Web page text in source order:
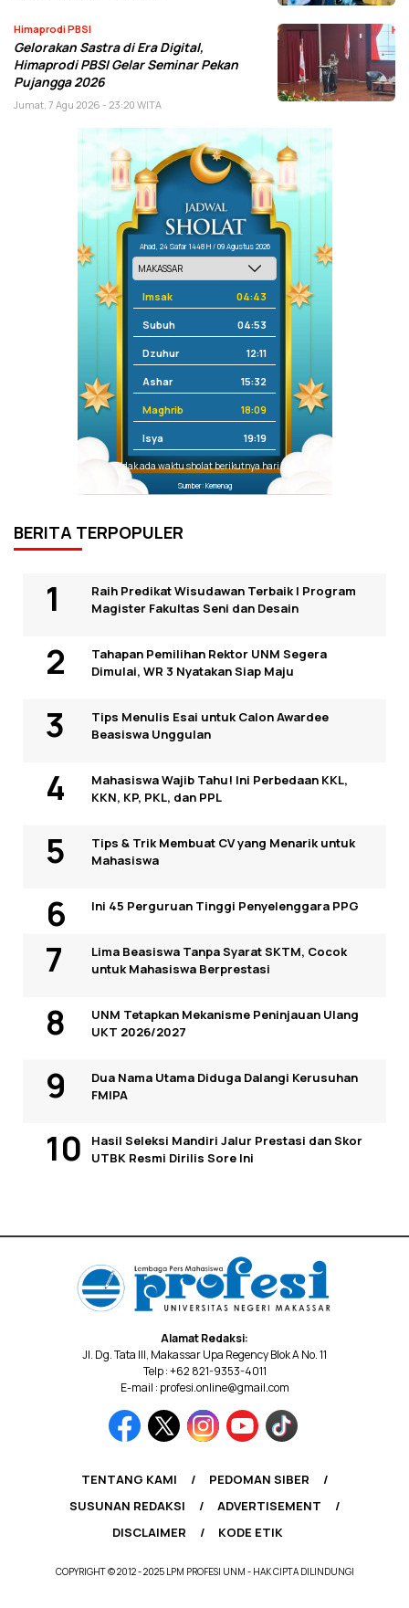
Himaprodi PBSI
Gelorakan Sastra di Era Digital,
Himaprodi PBSI Gelar Seminar Pekan
Pujangga 2026
Jumat, 7 Agu 2026 - 23:20 WITA
Ahad, 24 Safar 1448 H / 09 Agustus 2026
Imsak 04:43
Subuh 04:53
Dzuhur 12:11
Ashar 15:32
Maghrib 18:09
Isya 19:19
Tidak ada waktu sholat berikutnya hari ini.
Sumber: Kemenag
BERITA TERPOPULER
Raih Predikat Wisudawan Terbaik I Program
Magister Fakultas Seni dan Desain
Tahapan Pemilihan Rektor UNM Segera
Dimulai, WR 3 Nyatakan Siap Maju
Tips Menulis Esai untuk Calon Awardee
Beasiswa Unggulan
Mahasiswa Wajib Tahu! Ini Perbedaan KKL,
KKN, KP, PKL, dan PPL
Tips & Trik Membuat CV yang Menarik untuk
Mahasiswa
Ini 45 Perguruan Tinggi Penyelenggara PPG
Lima Beasiswa Tanpa Syarat SKTM, Cocok
untuk Mahasiswa Berprestasi
UNM Tetapkan Mekanisme Peninjauan Ulang
UKT 2026/2027
Dua Nama Utama Diduga Dalangi Kerusuhan
FMIPA
Hasil Seleksi Mandiri Jalur Prestasi dan Skor
UTBK Resmi Dirilis Sore Ini
Alamat Redaksi:
Jl. Dg. Tata III, Makassar Upa Regency Blok A No. 11
Telp : +62 821-9353-4011
E-mail : profesi.online@gmail.com
TENTANG KAMI
PEDOMAN SIBER
SUSUNAN REDAKSI
ADVERTISEMENT
DISCLAIMER
KODE ETIK
COPYRIGHT © 2012 - 2025 LPM PROFESI UNM - HAK CIPTA DILINDUNGI